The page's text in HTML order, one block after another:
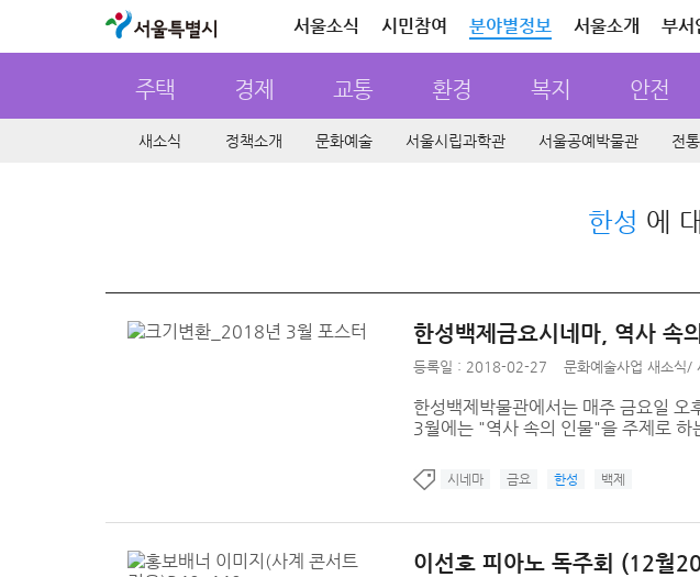
서울특별시 서울소식 시민참여 분야별정보 서울소개 부서
주택 경제 교통 환경 복지 안전
새소식 정책소개 문화예술 서울시립과학관 서울공예박물관 전
한성 에
한성백제금요시네마, 역사 속
등록일 : 2018-02-27 문화예술사업 새소식/
한성백제박물관에서는 매주 금요일
3월에는 "역사 속의 인물"을 주제로
시네마 금요 한성 백제
이선호 피아노 독주회 (12월